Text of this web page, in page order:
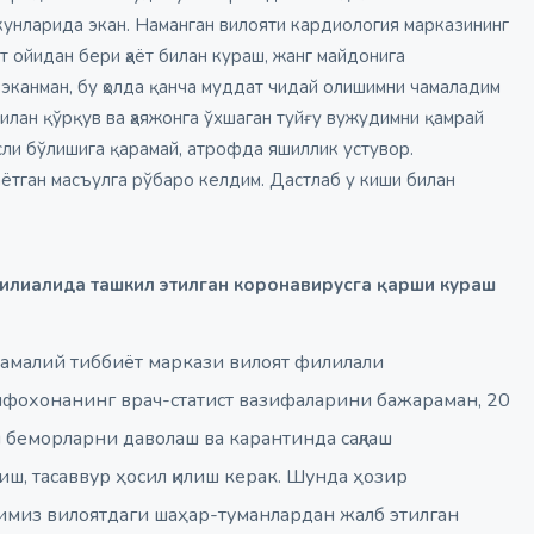
экан. Наманган вилояти кардиология марказининг
ойидан бери ҳаёт билан кураш, жанг майдонига
бу ҳолда қанча муддат чидай олишимни чамаладим
қўрқув ва ҳаяжонга ўхшаган туйғу вужудимни қамрай
бўлишига қарамай, атрофда яшиллик устувор.
масъулга рўбаро келдим. Дастлаб у киши билан
ташкил этилган коронавирусга қарши кураш
тиббиёт маркази вилоят филилали
врач-статист вазифаларини бажараман, 20
даволаш ва карантинда сақлаш
тасаввур ҳосил қилиш керак. Шунда ҳозир
вилоятдаги шаҳар-туманлардан жалб этилган